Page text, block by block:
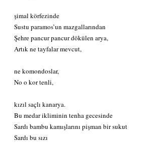
şimal körfezinde
Sustu paramos’un mazgallarından
Şehre pancur pancur dökülen arya,
Artık ne tayfalar mevcut,
ne komondoslar,
No o kor tenli,
kızıl saçlı kanarya.
Bu medar ikliminin tenha gecesinde
Sardı bambu kamışlarını pişman bir sukut
Sardı bu sızı